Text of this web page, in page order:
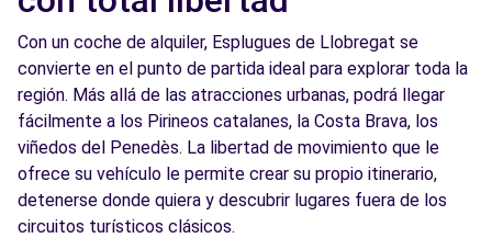
Free2Move Rent - S&YOU SANT BOI - Sant
Boi de Llobregat (C)
5.4
km
CARRETERA DEL PRAT, 1
Sant Boi de Llobregat, 8830
Ver agencia
Con un coche de alquiler, Esplugues de Llobregat se
convierte en el punto de partida ideal para explorar toda la
región. Más allá de las atracciones urbanas, podrá llegar
fácilmente a los Pirineos catalanes, la Costa Brava, los
viñedos del Penedès. La libertad de movimiento que le
ofrece su vehículo le permite crear su propio itinerario,
detenerse donde quiera y descubrir lugares fuera de los
circuitos turísticos clásicos.